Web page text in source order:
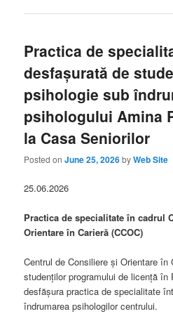
Practica de
desfașurată de
psihologie sub
psihologului Amina
la Casa Seniorilor
Posted onJune 25, 2026byWeb Site
25.06.2026
Practica de specialitate în cadrul
Orientare în Carieră (CCOC)
Centrul de Consiliere și Orientare în
studenților programului de licență în
desfășura practica de specialitate
îndrumarea psihologilor centrului.